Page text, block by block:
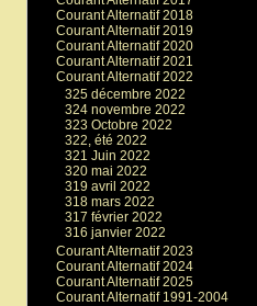
Courant Alternatif 2018
Courant Alternatif 2019
Courant Alternatif 2020
Courant Alternatif 2021
Courant Alternatif 2022
325 décembre 2022
324 novembre 2022
323 Octobre 2022
322, été 2022
321 Juin 2022
320 mai 2022
319 avril 2022
318 mars 2022
317 février 2022
316 janvier 2022
Courant Alternatif 2023
Courant Alternatif 2024
Courant Alternatif 2025
Courant Alternatif 1991-2004